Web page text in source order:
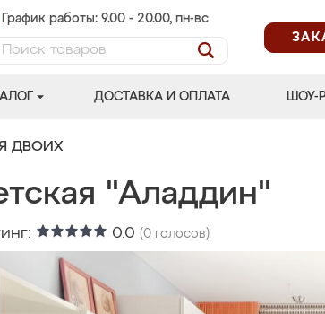
График работы: 9.00 - 20.00, пн-вс
ДОСТАВКА И ОПЛАТА ШОУ-
ДВОИХ
"Аладдин"
0.0 (0 голосов)